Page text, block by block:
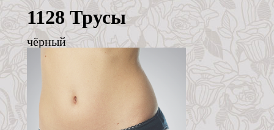
1128 Трусы
чёрный